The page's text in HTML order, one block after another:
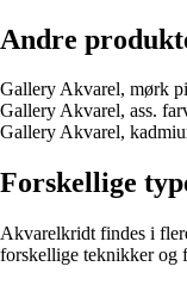
Andre
Gallery Akvarel, mørk
Gallery Akvarel, ass.
Gallery Akvarel,
Forskellige
Akvarelkridt findes i
forskellige teknikker og